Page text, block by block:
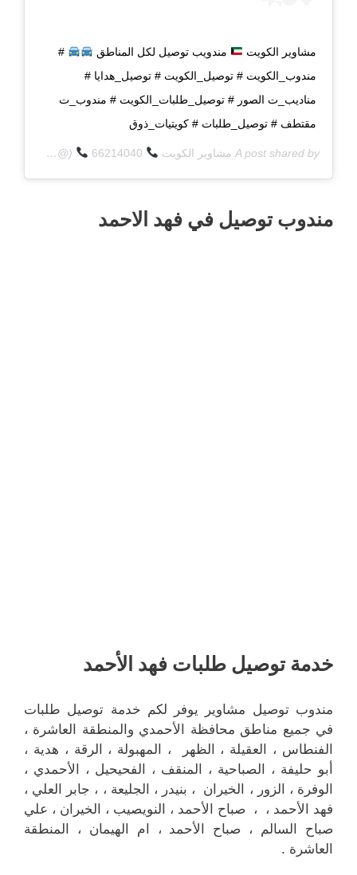
مشاوير الكويت مندويب توصيل لكل المناطق
#
مندوب_الكويت # توصيل_الكويت # توصيل_هدايا #
مناديب_ت الصور # توصيل_طلبات_الكويت # مندوب_ت
مقتطف # توصيل_طلبات # كويتيات_ذوق
A post shared by مشاوير الكويت (@q8deliverycom) on
مندوب توصيل في فهد الاحمد
خدمة توصيل طلبات فهد الأحمد
مندوب توصيل مشاوير يوفر لكم خدمة توصيل طلبات
في جميع مناطق محافظة الأحمدي والمنطقة العاشرة ،
الفنطاس ، العقيلة ، الظهر ، المهبولة ، الرقة ، هدية ،
أبو حليفة ، الصباحية ، المنقف ، الفحيحيل ، الأحمدي ،
الوفرة ، الزور ، الخيران ، بنيدر ، الجليعة ، ، جابر العلي ،
فهد الأحمد ، ، صباح الأحمد ، النويصيب ، الخيران ، علي
صباح السالم ، صباح الأحمد ، ام الهيمان ، المنطقة
العاشرة .